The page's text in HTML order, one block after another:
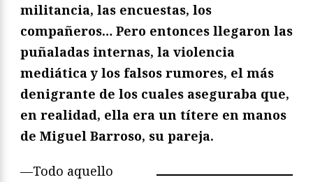
militancia, las encuestas, los
compañeros… Pero entonces llegaron las
puñaladas internas, la violencia
mediática y los falsos rumores, el más
denigrante de los cuales aseguraba que,
en realidad, ella era un títere en manos
de Miguel Barroso, su pareja.
—Todo aquello